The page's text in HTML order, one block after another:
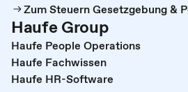
Zum Steuern Gesetzgebung &
Haufe Group
Haufe People Operations
Haufe Fachwissen
Haufe HR-Software